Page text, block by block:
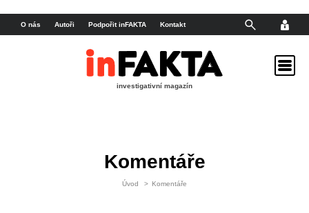
Komentáře
Úvod > Komentáře
investigativní magazín
O nás Autoři Podpořit inFAKTA Kontakt